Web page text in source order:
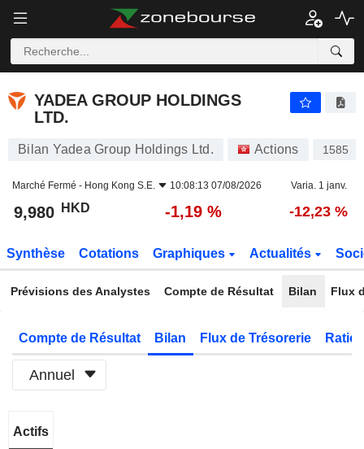
YADEA GROUP HOLDINGS
LTD.
Bilan Yadea Group Holdings Ltd. Actions 1585
Marché Fermé - Hong Kong S.E. 10:08:13 07/08/2026 Varia. 1 janv.
9,980 HKD -1,19 % -12,23 %
Synthèse Cotations Graphiques Actualités
Prévisions des Analystes Compte de Résultat Bilan Flux
Compte de Résultat Bilan Flux de Trésorerie
Annuel
Fiscale:
Actifs